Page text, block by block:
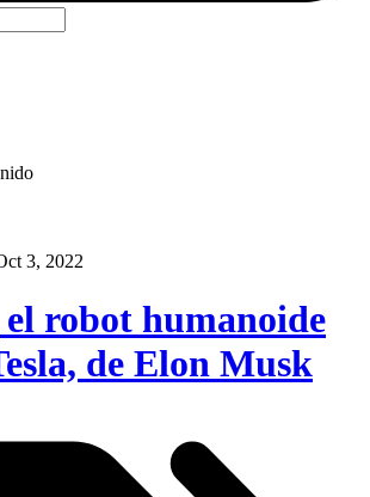
3, 2022
robot humanoide
de Elon Musk